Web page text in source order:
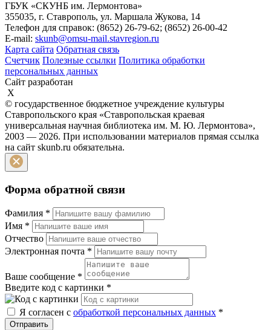
ГБУК «СКУНБ им. Лермонтова»
355035, г. Ставрополь, ул. Маршала Жукова, 14
Телефон для справок: (8652) 26-79-62; (8652) 26-00-42
E-mail: skunb@omsu-mail.stavregion.ru
Карта сайта Обратная связь
Счетчик Полезные ссылки Политика обработки
персональных данных
Сайт разработан
X
© государственное бюджетное учреждение культуры
Ставропольского края «Ставропольская краевая
универсальная научная библиотека им. М. Ю. Лермонтова»,
2003 — 2026. При использовании материалов прямая ссылка
на сайт skunb.ru обязательна.
Форма обратной связи
Фамилия *
Имя *
Отчество
Электронная почта *
Ваше сообщение *
Введите код с картинки *
Я согласен с обработкой персональных данных *
Отправить